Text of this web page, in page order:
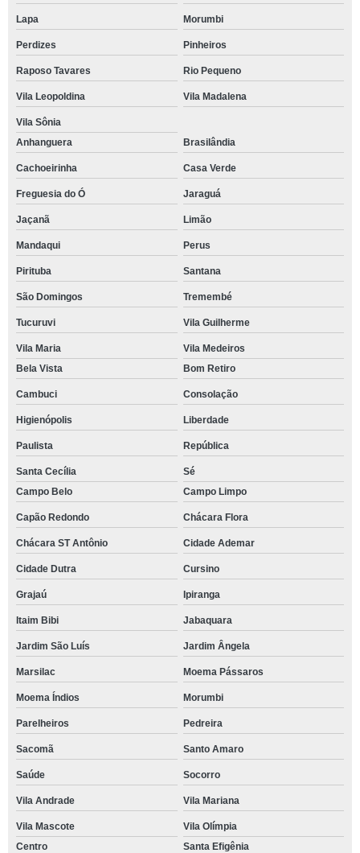
Lapa Morumbi
Perdizes Pinheiros
Raposo Tavares Rio Pequeno
Vila Leopoldina Vila Madalena
Vila Sônia
Anhanguera
Brasilândia
Cachoeirinha Casa Verde
Freguesia do Ó Jaraguá
Jaçanã Limão
Mandaqui Perus
Pirituba Santana
São Domingos Tremembé
Tucuruvi Vila Guilherme
Vila Maria
Vila Medeiros
Bela Vista
Bom Retiro
Cambuci Consolação
Higienópolis Liberdade
Paulista República
Santa Cecília
Sé
Campo Belo
Campo Limpo
Capão Redondo Chácara Flora
Chácara ST Antônio Cidade Ademar
Cidade Dutra Cursino
Grajaú Ipiranga
Itaim Bibi Jabaquara
Jardim São Luís Jardim Ângela
Marsilac Moema Pássaros
Moema Índios Morumbi
Parelheiros Pedreira
Sacomã Santo Amaro
Saúde Socorro
Vila Andrade Vila Mariana
Vila Mascote
Vila Olímpia
Centro
Santa Efigênia